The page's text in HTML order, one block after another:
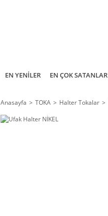
EN YENİLER EN ÇOK SATANLAR
Anasayfa TOKA Halter Tokalar